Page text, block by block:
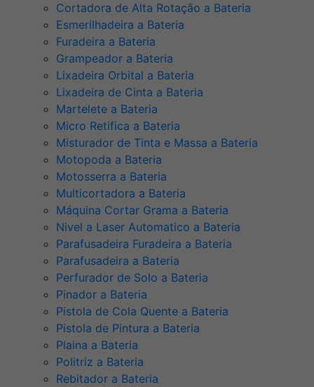
Cortadora de Alta Rotação a Bateria
Esmerilhadeira a Bateria
Furadeira a Bateria
Grampeador a Bateria
Lixadeira Orbital a Bateria
Lixadeira de Cinta a Bateria
Martelete a Bateria
Micro Retifica a Bateria
Misturador de Tinta e Massa a Bateria
Motopoda a Bateria
Motosserra a Bateria
Multicortadora a Bateria
Máquina Cortar Grama a Bateria
Nivel a Laser Automatico a Bateria
Parafusadeira Furadeira a Bateria
Parafusadeira a Bateria
Perfurador de Solo a Bateria
Pinador a Bateria
Pistola de Cola Quente a Bateria
Pistola de Pintura a Bateria
Plaina a Bateria
Politriz a Bateria
Rebitador a Bateria